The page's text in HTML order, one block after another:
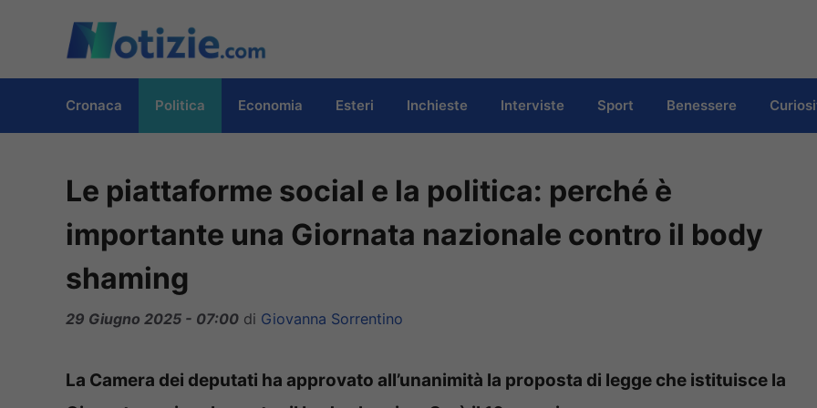
contenuto
Cronaca Politica Economia Esteri Inchieste Interviste Sport Benessere
Le piattaforme social e la politica: perché è
importante una Giornata nazionale contro il body
shaming
29 Giugno 2025 - 07:00 di Giovanna Sorrentino
La Camera dei deputati ha approvato all’unanimità la proposta di legge che istituisce la